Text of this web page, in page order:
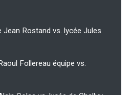
Jean Rostand vs. lycée Jules
Follereau équipe vs.